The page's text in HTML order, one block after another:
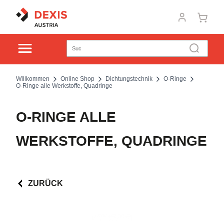
Willkommen Online Shop Dichtungstechnik
O-Ringe
O-Ringe alle Werkstoffe, Quadringe
O-RINGE ALLE
WERKSTOFFE, QUADRINGE
ZURÜCK